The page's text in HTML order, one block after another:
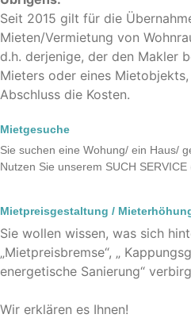
Seit 2015 gilt für die
Mieten/Vermietung von
d.h. derjenige, der den Makler
Mieters oder eines
Abschluss die Kosten.
Mietgesuche
Sie suchen eine Wohung/ ein Haus/
Nutzen Sie unserem SUCH
Mietpreisgestaltung /
Sie wollen wissen, was sich
„Mietpreisbremse“, „
energetische Sanierung“
Wir erklären es Ihnen!